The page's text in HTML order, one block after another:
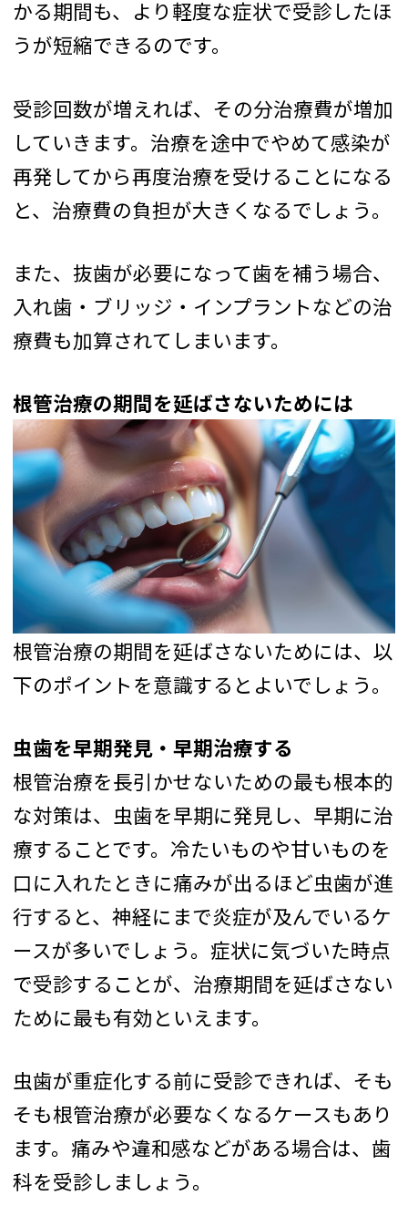
かる期間も、より軽度な症状で受診したほ
うが短縮できるのです。
受診回数が増えれば、その分治療費が増加
していきます。治療を途中でやめて感染が
再発してから再度治療を受けることになる
と、治療費の負担が大きくなるでしょう。
また、抜歯が必要になって歯を補う場合、
入れ歯・ブリッジ・インプラントなどの治
療費も加算されてしまいます。
根管治療の期間を延ばさないためには
根管治療の期間を延ばさないためには、以
下のポイントを意識するとよいでしょう。
虫歯を早期発見・早期治療する
根管治療を長引かせないための最も根本的
な対策は、虫歯を早期に発見し、早期に治
療することです。冷たいものや甘いものを
口に入れたときに痛みが出るほど虫歯が進
行すると、神経にまで炎症が及んでいるケ
ースが多いでしょう。症状に気づいた時点
で受診することが、治療期間を延ばさない
ために最も有効といえます。
虫歯が重症化する前に受診できれば、そも
そも根管治療が必要なくなるケースもあり
ます。痛みや違和感などがある場合は、歯
科を受診しましょう。